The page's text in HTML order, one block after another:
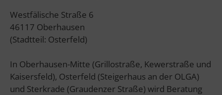
Westfälische Straße 6
46117 Oberhausen
(Stadtteil: Osterfeld)
In Oberhausen-Mitte (Grillostraße, Kewerstraße und
Kaisersfeld), Osterfeld (Steigerhaus an der OLGA)
und Sterkrade (Graudenzer Straße) wird Beratung